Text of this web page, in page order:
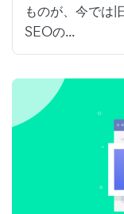
ものが、今では
SEOの...